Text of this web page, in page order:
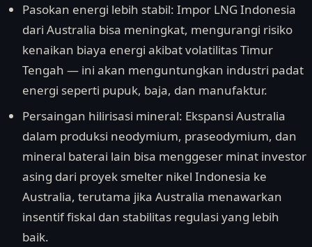
Pasokan energi lebih stabil: Impor LNG Indonesia
dari Australia bisa meningkat, mengurangi risiko
kenaikan biaya energi akibat volatilitas Timur
Tengah — ini akan menguntungkan industri padat
energi seperti pupuk, baja, dan manufaktur.
Persaingan hilirisasi mineral: Ekspansi Australia
dalam produksi neodymium, praseodymium, dan
mineral baterai lain bisa menggeser minat investor
asing dari proyek smelter nikel Indonesia ke
Australia, terutama jika Australia menawarkan
insentif fiskal dan stabilitas regulasi yang lebih
baik.